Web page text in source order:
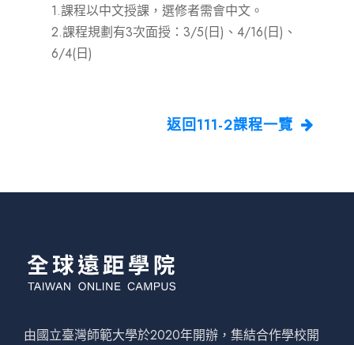
1.課程以中文授課，選修者需會中文。
2.課程規劃有3次面授：3/5(日)、4/16(日)、
6/4(日)
返回111-2課程一覽
由國立臺灣師範大學於2020年開辦，集結合作學校開